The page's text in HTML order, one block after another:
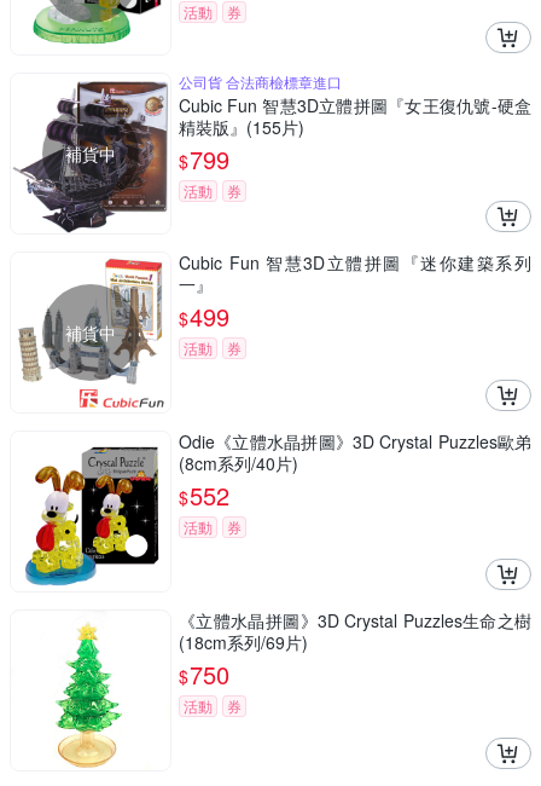
活動 券
補貨中
公司貨 合法商檢標章進口
Cubic Fun 智慧3D立體拼圖『女王復仇號-硬盒
精裝版』(155片)
$799
活動 券
補貨中
Cubic Fun 智慧3D立體拼圖『迷你建築系列
一』
$499
活動 券
Odie《立體水晶拼圖》3D Crystal Puzzles歐弟
(8cm系列/40片)
$552
活動 券
《立體水晶拼圖》3D Crystal Puzzles生命之樹
(18cm系列/69片)
$750
活動 券